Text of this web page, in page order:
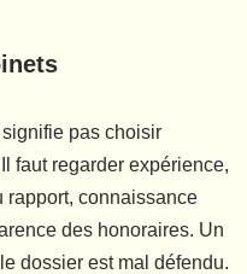
pas choisir
faut regarder expérience,
connaissance
des honoraires. Un
dossier est mal défendu.